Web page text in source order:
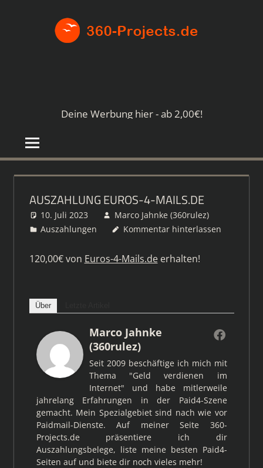
Deine Werbung hier - ab 2,00€!
AUSZAHLUNG EUROS-4-MAILS.DE
10. Juli 2023
Marco Jahnke (360rulez)
Auszahlungen
Kommentar hinterlassen
120,00€ von Euros-4-Mails.deerhalten!
Über
Marco Jahnke
(360rulez)
Seit 2009 beschäftige ich mich mit
Thema "Geld verdienen im
Internet" und habe mitlerweile
jahrelang Erfahrungen in der Paid4-Szene
gemacht. Mein Spezialgebiet sind nach wie vor
Paidmail-Dienste. Auf meiner Seite 360-
Projects.de präsentiere ich dir
Auszahlungsbelege, liste meine besten Paid4-
Seiten auf und biete dir noch vieles mehr!